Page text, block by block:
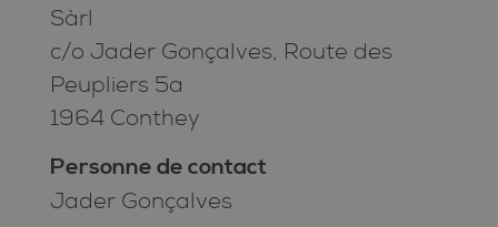
Sàrl
c/o Jader Gonçalves, Route des
Peupliers 5a
1964 Conthey
Personne de contact
Jader Gonçalves